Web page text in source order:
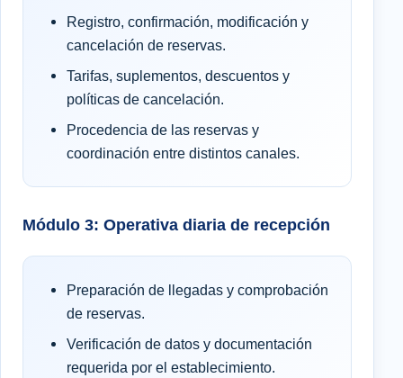
Registro, confirmación, modificación y
cancelación de reservas.
Tarifas, suplementos, descuentos y
políticas de cancelación.
Procedencia de las reservas y
coordinación entre distintos canales.
Módulo 3: Operativa diaria de recepción
Preparación de llegadas y comprobación
de reservas.
Verificación de datos y documentación
requerida por el establecimiento.